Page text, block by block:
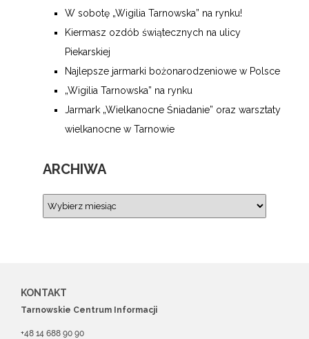
W sobotę „Wigilia Tarnowska” na rynku!
Kiermasz ozdób świątecznych na ulicy
Piekarskiej
Najlepsze jarmarki bożonarodzeniowe w Polsce
„Wigilia Tarnowska” na rynku
Jarmark „Wielkanocne Śniadanie” oraz warsztaty
wielkanocne w Tarnowie
ARCHIWA
KONTAKT
Tarnowskie Centrum Informacji
+48 14 688 90 90